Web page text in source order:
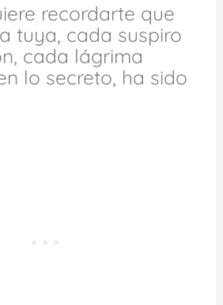
recordarte que
tuya, cada suspiro
cada lágrima
lo secreto, ha sido